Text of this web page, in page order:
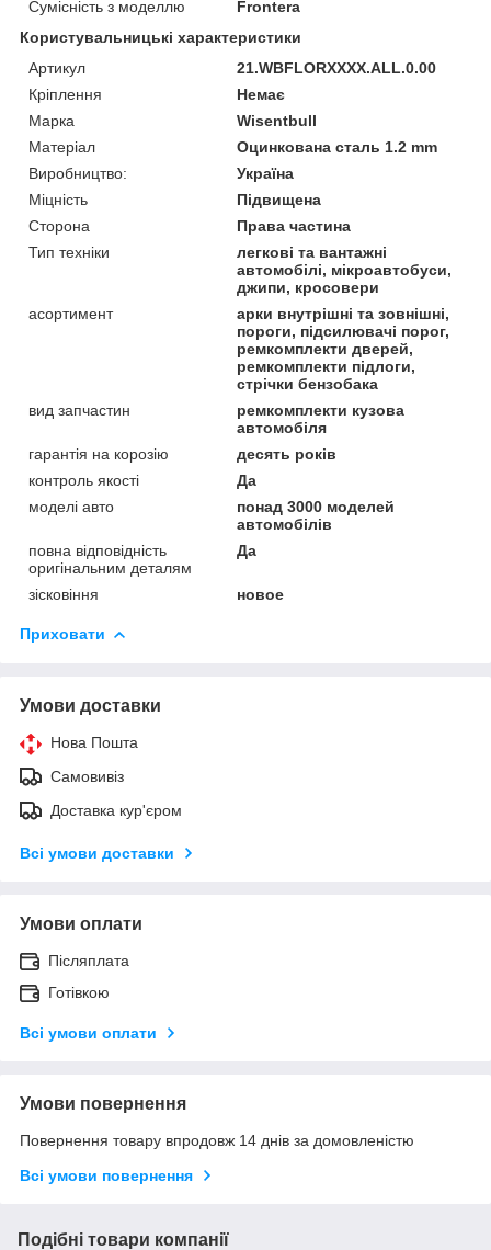
Сумісність з моделлю
Frontera
Користувальницькі характеристики
Артикул
21.WBFLORXXXX.ALL.0.00
Кріплення
Немає
Марка
Wisentbull
Матеріал
Оцинкована сталь 1.2 mm
Виробництво:
Україна
Міцність
Підвищена
Сторона
Права частина
Тип техніки
легкові та вантажні
автомобілі, мікроавтобуси,
джипи, кросовери
асортимент
арки внутрішні та зовнішні,
пороги, підсилювачі порог,
ремкомплекти дверей,
ремкомплекти підлоги,
стрічки бензобака
вид запчастин
ремкомплекти кузова
автомобіля
гарантія на корозію
десять років
контроль якості
Да
моделі авто
понад 3000 моделей
автомобілів
повна відповідність
оригінальним деталям
Да
зісковіння новое
Приховати
Умови доставки
Нова Пошта
Самовивіз
Доставка кур'єром
Всі умови доставки
Умови оплати
Післяплата
Готівкою
Всі умови оплати
Умови повернення
Повернення товару впродовж 14 днів за домовленістю
Всі умови повернення
Подібні товари компанії